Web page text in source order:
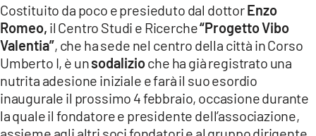
LACITYMAG.IT
ILREGGINO.IT
COSENZACHANNEL.IT
ILVIBONESE.IT
Costituito da poco e presieduto dal dottorEnzo
Romeo, il Centro Studi e Ricerche“Progetto Vibo
Valentia”, che ha sede nel centro della città in Corso
Umberto I, è unsodalizioche ha già registrato una
nutrita adesione iniziale e farà il suo esordio
inaugurale il prossimo 4 febbraio, occasione durante
la quale il fondatore e presidente dell’associazione,